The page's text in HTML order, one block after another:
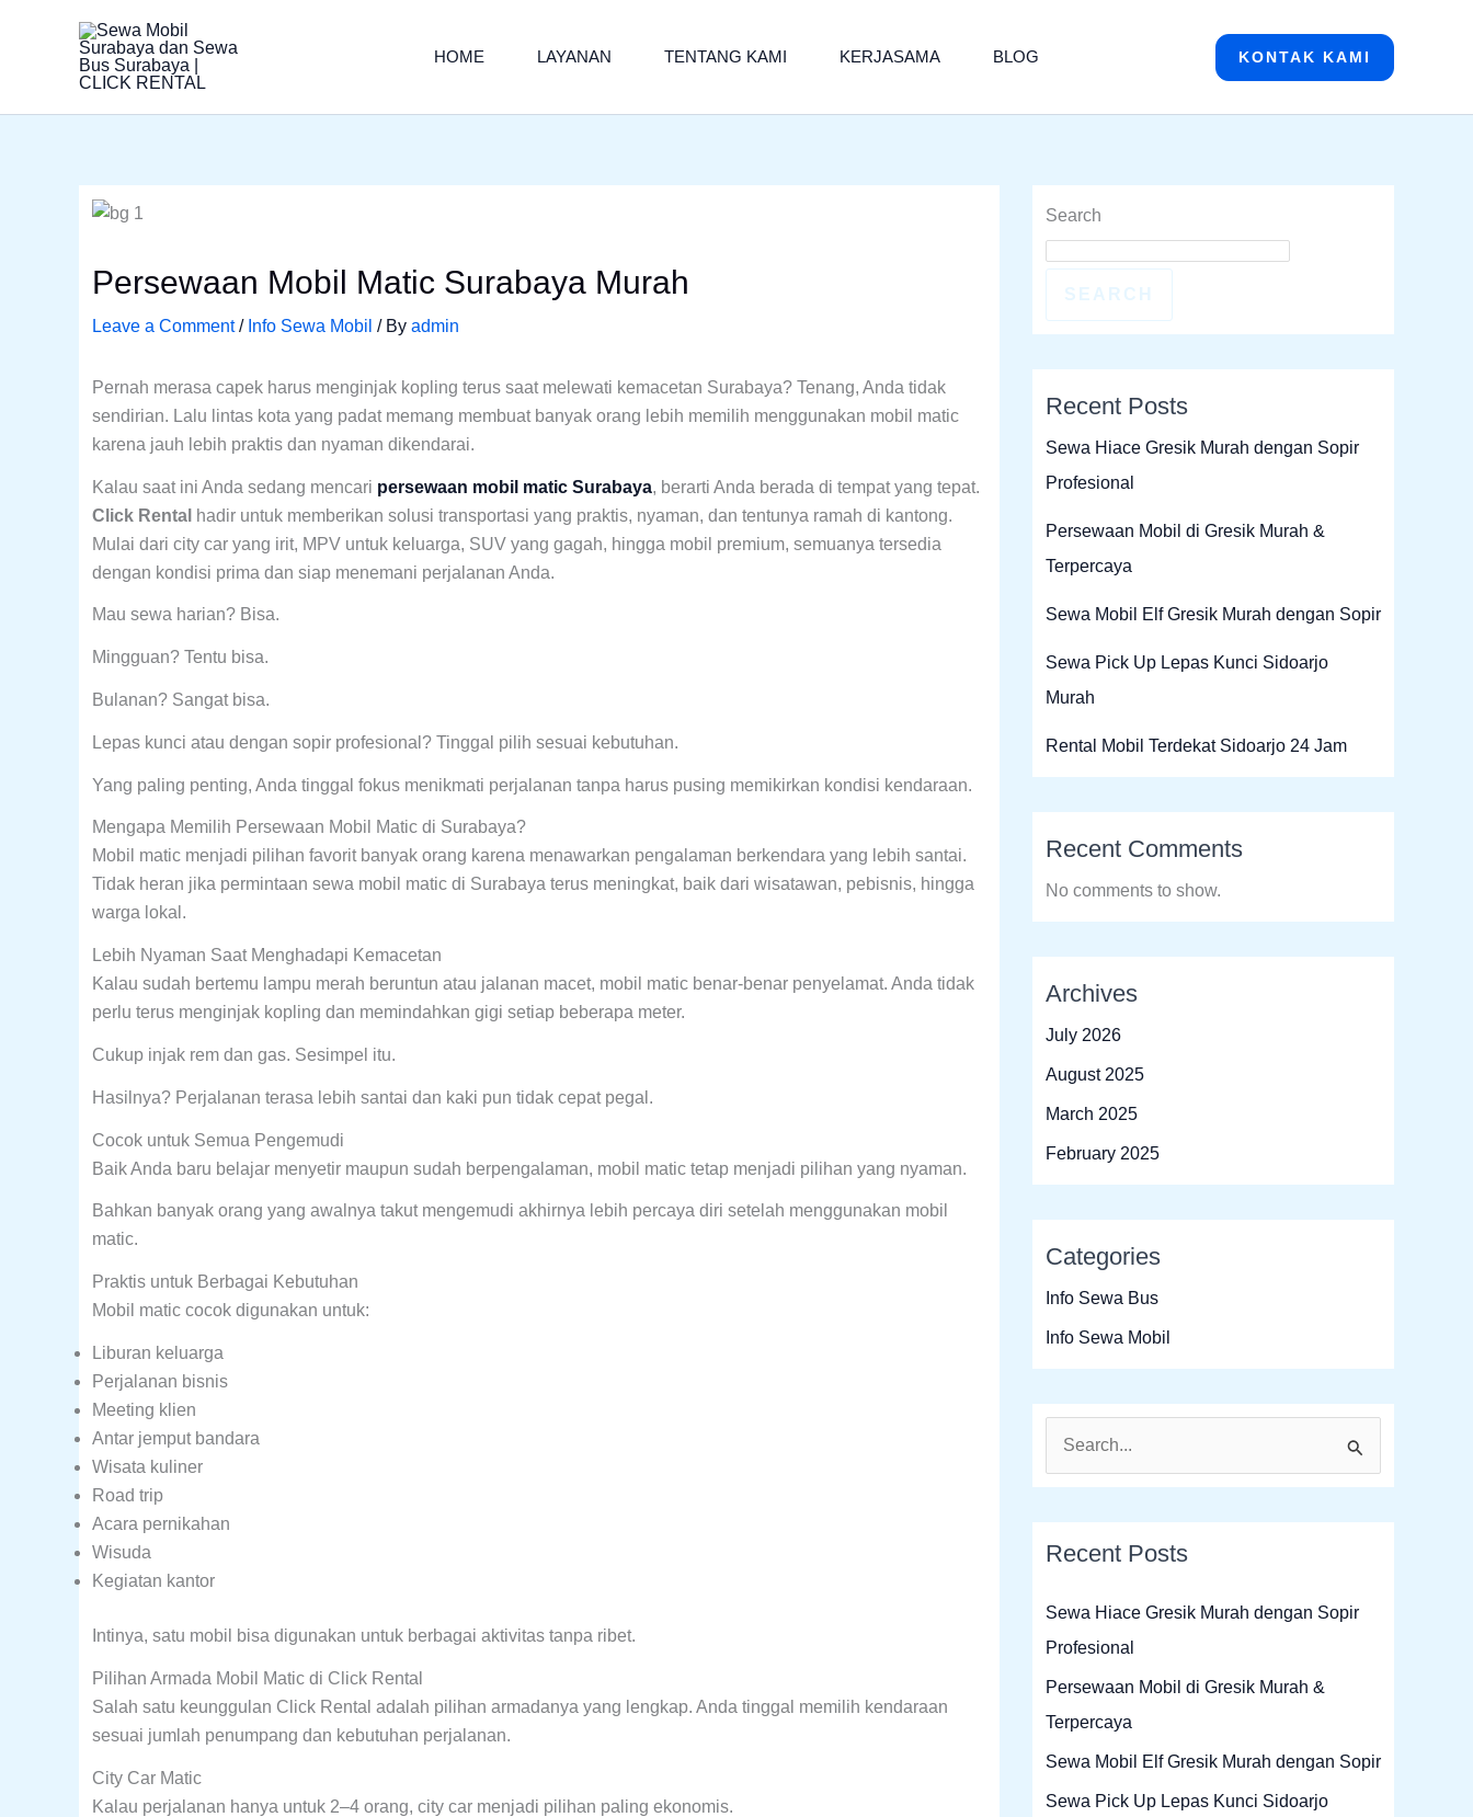
HOME LAYANAN TENTANG KAMI KERJASAMA BLOG KONTAK KAMI
Persewaan Mobil Matic Surabaya Murah
Leave a Comment / Info Sewa Mobil / By admin
Pernah merasa capek harus menginjak kopling terus saat melewati kemacetan Surabaya? Tenang, Anda tidak
sendirian. Lalu lintas kota yang padat memang membuat banyak orang lebih memilih menggunakan mobil matic
karena jauh lebih praktis dan nyaman dikendarai.
Kalau saat ini Anda sedang mencari persewaan mobil matic Surabaya, berarti Anda berada di tempat yang tepat.
Click Rental hadir untuk memberikan solusi transportasi yang praktis, nyaman, dan tentunya ramah di kantong.
Mulai dari city car yang irit, MPV untuk keluarga, SUV yang gagah, hingga mobil premium, semuanya tersedia
dengan kondisi prima dan siap menemani perjalanan Anda.
Mau sewa harian? Bisa.
Mingguan? Tentu bisa.
Bulanan? Sangat bisa.
Lepas kunci atau dengan sopir profesional? Tinggal pilih sesuai kebutuhan.
Yang paling penting, Anda tinggal fokus menikmati perjalanan tanpa harus pusing memikirkan kondisi kendaraan.
Mengapa Memilih Persewaan Mobil Matic di Surabaya?
Mobil matic menjadi pilihan favorit banyak orang karena menawarkan pengalaman berkendara yang lebih santai.
Tidak heran jika permintaan sewa mobil matic di Surabaya terus meningkat, baik dari wisatawan, pebisnis, hingga
warga lokal.
Lebih Nyaman Saat Menghadapi Kemacetan
Kalau sudah bertemu lampu merah beruntun atau jalanan macet, mobil matic benar-benar penyelamat. Anda tidak
perlu terus menginjak kopling dan memindahkan gigi setiap beberapa meter.
Cukup injak rem dan gas. Sesimpel itu.
Hasilnya? Perjalanan terasa lebih santai dan kaki pun tidak cepat pegal.
Cocok untuk Semua Pengemudi
Baik Anda baru belajar menyetir maupun sudah berpengalaman, mobil matic tetap menjadi pilihan yang nyaman.
Bahkan banyak orang yang awalnya takut mengemudi akhirnya lebih percaya diri setelah menggunakan mobil
matic.
Praktis untuk Berbagai Kebutuhan
Mobil matic cocok digunakan untuk:
Liburan keluarga
Perjalanan bisnis
Meeting klien
Antar jemput bandara
Wisata kuliner
Road trip
Acara pernikahan
Wisuda
Kegiatan kantor
Intinya, satu mobil bisa digunakan untuk berbagai aktivitas tanpa ribet.
Pilihan Armada Mobil Matic di Click Rental
Salah satu keunggulan Click Rental adalah pilihan armadanya yang lengkap. Anda tinggal memilih kendaraan
sesuai jumlah penumpang dan kebutuhan perjalanan.
City Car Matic
Kalau perjalanan hanya untuk 2–4 orang, city car menjadi pilihan paling ekonomis.
Search
SEARCH
Recent Posts
Sewa Hiace Gresik Murah dengan Sopir
Profesional
Persewaan Mobil di Gresik Murah &
Terpercaya
Sewa Mobil Elf Gresik Murah dengan Sopir
Sewa Pick Up Lepas Kunci Sidoarjo
Murah
Rental Mobil Terdekat Sidoarjo 24 Jam
Recent Comments
No comments to show.
Archives
July 2026
August 2025
March 2025
February 2025
Categories
Info Sewa Bus
Info Sewa Mobil
e
a
r
o
:
Recent Posts
Sewa Hiace Gresik Murah dengan Sopir
Profesional
Persewaan Mobil di Gresik Murah &
Terpercaya
Sewa Mobil Elf Gresik Murah dengan Sopir
Sewa Pick Up Lepas Kunci Sidoarjo